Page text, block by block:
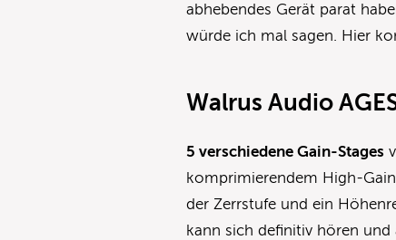
abhebendes Gerät parat
würde ich mal sagen. Hier
Walrus Audio
5 verschiedene Gain-Stages
komprimierendem High-
der Zerrstufe und ein
kann sich definitiv hören und